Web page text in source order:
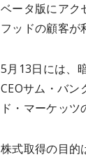
ベータ版にアク
フッドの顧客が
5月13日には、
CEOサム・バ
ド・マーケッツ
株式取得の目的